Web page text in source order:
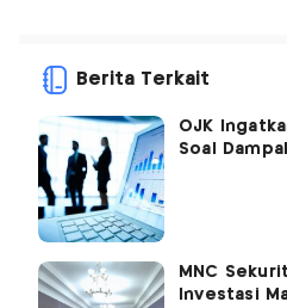
Berita Terkait
OJK
Soal
MNC
Investasi